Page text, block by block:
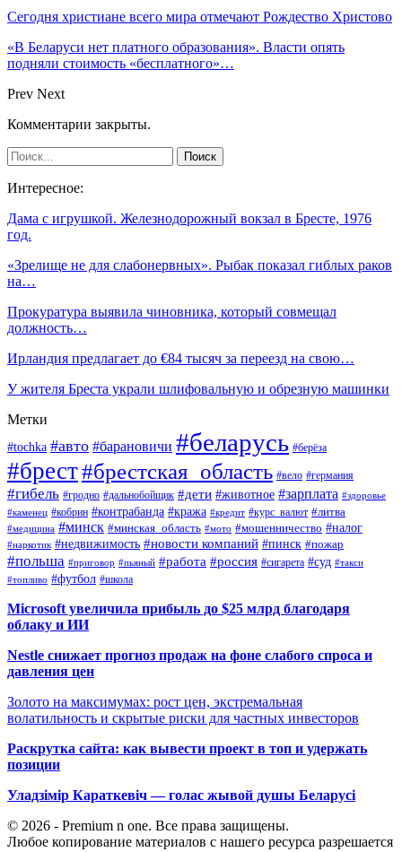
Сегодня христиане всего мира отмечают Рождество Христово
«В Беларуси нет платного образования». Власти опять
подняли стоимость «бесплатного»…
Prev Next
Комментарии закрыты.
Интересное:
Дама с игрушкой. Железнодорожный вокзал в Бресте, 1976
год.
«Зрелище не для слабонервных». Рыбак показал гиблых раков
на…
Прокуратура выявила чиновника, который совмещал
должность…
Ирландия предлагает до €84 тысяч за переезд на свою…
У жителя Бреста украли шлифовальную и обрезную машинки
Метки
#tochka #авто #барановичи #беларусь #берёза
#брест#брестская_область #вело #германия
#гибель #гродно #дальнобойщик #дети #животное #зарплата #здоровье
#каменец #кобрин #контрабанда #кража #кредит #курс_валют #литва
#медицина #минск #минская_область #мото #мошенничество #налог
#наркотик #недвижимость #новости компаний #пинск #пожар
#польша #приговор #пьяный #работа #россия #сигарета #суд #такси
#топливо #футбол #школа
Microsoft увеличила прибыль до $25 млрд благодаря
облаку и ИИ
Nestle снижает прогноз продаж на фоне слабого спроса и
давления цен
Золото на максимумах: рост цен, экстремальная
волатильность и скрытые риски для частных инвесторов
Раскрутка сайта: как вывести проект в топ и удержать
позиции
Уладзімір Караткевіч — голас жывой душы Беларусі
© 2026 - Premium n one. Все права защищены.
Любое копирование материалов с нашего ресурса разрешается